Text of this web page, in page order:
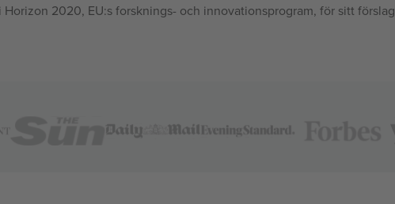
2020, EU:s forsknings- och innovationsprogram, för sitt förslag